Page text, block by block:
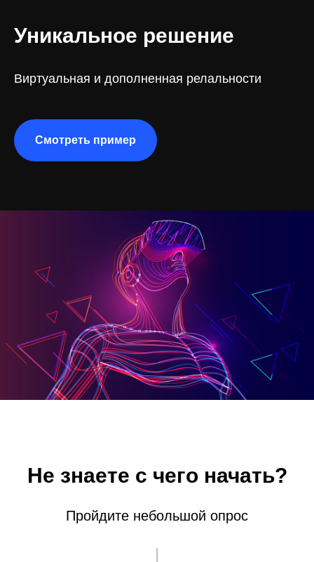
Уникальное решение
Виртуальная и дополненная релальности
Смотреть пример
Не знаете с чего начать?
Пройдите небольшой опрос